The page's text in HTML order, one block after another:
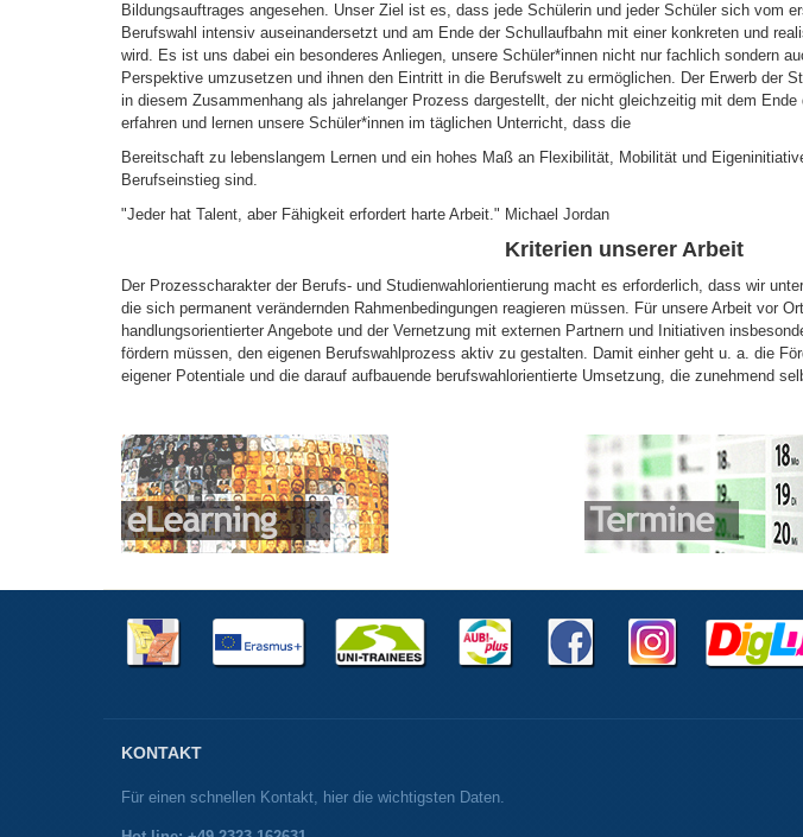
Bildungsauftrages angesehen. Unser Ziel ist es, dass jede Schülerin und jeder Schüler sich vom
Berufswahl intensiv auseinandersetzt und am Ende der Schullaufbahn mit einer konkreten und
wird. Es ist uns dabei ein besonderes Anliegen, unsere Schüler*innen nicht nur fachlich sondern
Perspektive umzusetzen und ihnen den Eintritt in die Berufswelt zu ermöglichen. Der Erwerb der
in diesem Zusammenhang als jahrelanger Prozess dargestellt, der nicht gleichzeitig mit dem
erfahren und lernen unsere Schüler*innen im täglichen Unterricht, dass die
Bereitschaft zu lebenslangem Lernen und ein hohes Maß an Flexibilität, Mobilität und
Berufseinstieg sind.
"Jeder hat Talent, aber Fähigkeit erfordert harte Arbeit." Michael Jordan
Kriterien unserer Arbeit
Der Prozesscharakter der Berufs- und Studienwahlorientierung macht es erforderlich, dass wir
die sich permanent verändernden Rahmenbedingungen reagieren müssen. Für unsere Arbeit vor
handlungsorientierter Angebote und der Vernetzung mit externen Partnern und Initiativen
fördern müssen, den eigenen Berufswahlprozess aktiv zu gestalten. Damit einher geht u. a. die
eigener Potentiale und die darauf aufbauende berufswahlorientierte Umsetzung, die zunehmend
KONTAKT
Für einen schnellen Kontakt, hier die wichtigsten Daten.